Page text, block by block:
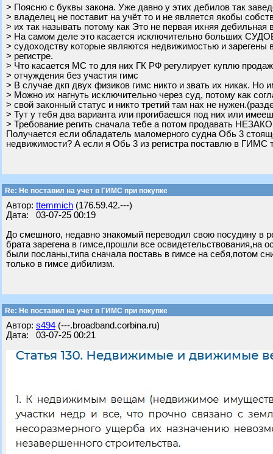
> Поясню с буквы закона. Уже давно у этих дебилов так
> владелец не поставит на учёт то и не является якобы
> их так называть потому как Это не первая ихняя дебильная
> На самом деле это касается исключительно больших
> судоходству которые являются недвижимостью и зарегены
> регистре.
> Что касается МС то для них ГК РФ регулирует куплю
> отчуждения без участия гимс
> В случае дкп двух физиков гимс никто и звать их никак. Но
> Можно их нагнуть исключительно через суд, потому как
> свой законный статус и никто третий там нах не
> Тут у тебя два варианта или прогибаешся под них или
> Требование регить сначала тебе а потом продавать
Получается если обладатель маломерного судна Обь 3
недвижимости? А если я Обь 3 из регистра поставлю в
Re: Не поставил на учет в ГИМС при покупке
Автор: ttemmich (176.59.42.---)
Дата: 03-07-25 00:19
До смешного, недавно знакомый переводил свою посудину в
брата зарегена в гимсе,прошли все освидетельствования,на
были посланы,типа сначала поставь в гимсе на себя,потом
только в гимсе дибилизм.
Re: Не поставил на учет в ГИМС при покупке
Автор: s494 (---.broadband.corbina.ru)
Дата: 03-07-25 00:21